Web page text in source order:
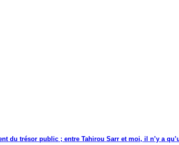
du trésor public ; entre Tahirou Sarr et moi, il n’y a